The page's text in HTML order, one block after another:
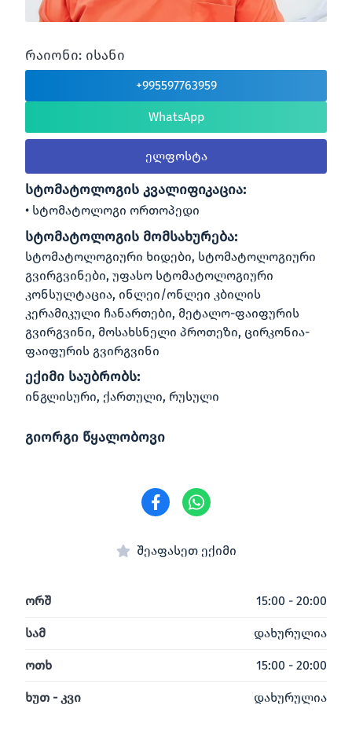
რაიონი: ისანი
+995597763959
WhatsApp
ელფოსტა
სტომატოლოგის კვალიფიკაცია:
სტომატოლოგი ორთოპედი
სტომატოლოგის მომსახურება:
სტომატოლოგიური ხიდები, სტომატოლოგიური
გვირგვინები, უფასო სტომატოლოგიური
კონსულტაცია, ინლეი/ონლეი კბილის
კერამიკული ჩანართები, მეტალო-ფაიფურის
გვირგვინი, მოსახსნელი პროთეზი, ცირკონია-
ფაიფურის გვირგვინი
ექიმი საუბრობს:
ინგლისური, ქართული, რუსული
გიორგი წყალობოვი
შეაფასეთ ექიმი
ორშ 15:00 - 20:00
სამ დახურულია
ოთხ 15:00 - 20:00
ხუთ - კვი დახურულია